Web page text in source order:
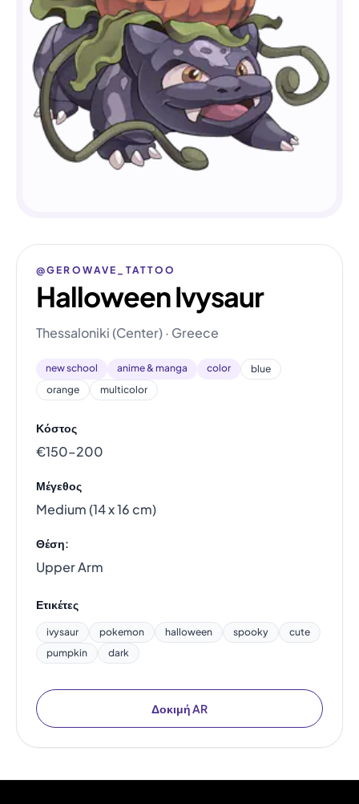
@GEROWAVE_TATTOO
Halloween Ivysaur
Thessaloniki (Center) · Greece
new school anime & manga color
blue
orange
multicolor
Κόστος
€150–200
Μέγεθος
Medium (14 x 16 cm)
Θέση:
Upper Arm
Ετικέτες
ivysaur pokemon halloween spooky
cute
pumpkin
dark
Δοκιμή AR